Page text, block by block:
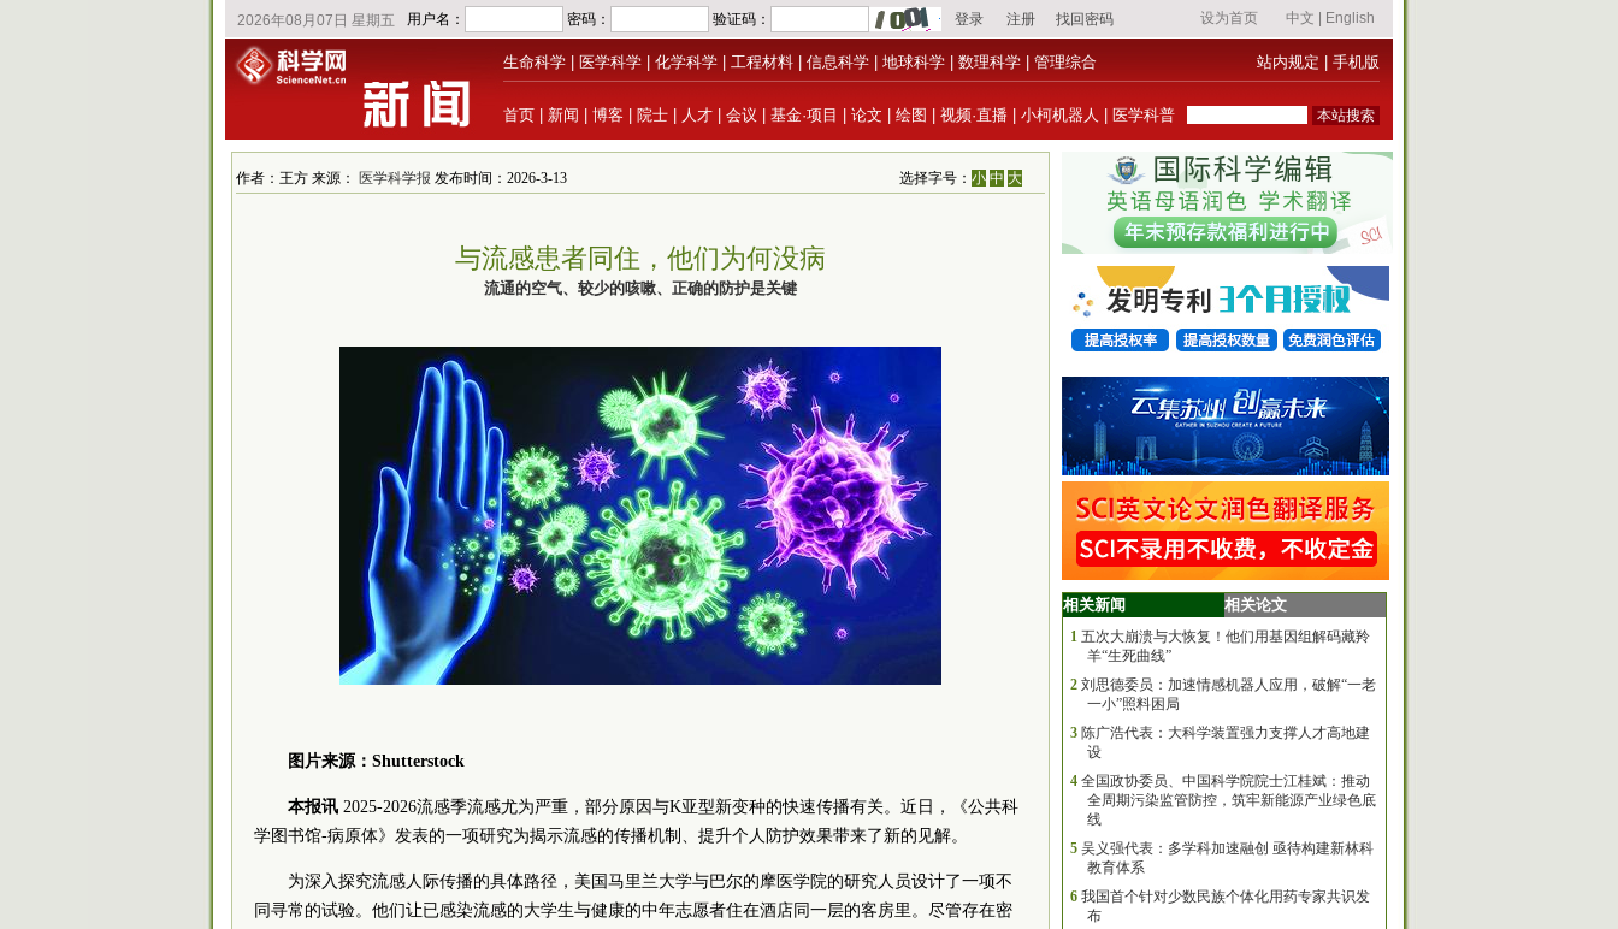
生命科学 医学科学 化学科学 工程材料 信息科学 地球科学 数理科学 管理综合 站内规定 手机版
首页 新闻 博客 院士 人才 会议 基金·项目 论文 绘图 视频·直播 小柯机器人 医学科普
作者：王方 来源： 医学科学报 发布时间：2026-3-13 选择字号：小 中 大
与流感患者同住，他们为何没病
流通的空气、较少的咳嗽、正确的防护是关键
图片来源：Shutterstock
本报讯 2025-2026流感季流感尤为严重，部分原因与K亚型新变种的快速传播有关。近日，《公共科
学图书馆-病原体》发表的一项研究为揭示流感的传播机制、提升个人防护效果带来了新的见解。
为深入探究流感人际传播的具体路径，美国马里兰大学与巴尔的摩医学院的研究人员设计了一项不
同寻常的试验。他们让已感染流感的大学生与健康的中年志愿者住在酒店同一层的客房里。尽管存在密
相关新闻 相关论文
1 五次大崩溃与大恢复！他们用基因组解码藏羚
羊“生死曲线”
2 刘思德委员：加速情感机器人应用，破解“一老
一小”照料困局
3 陈广浩代表：大科学装置强力支撑人才高地建
设
4 全国政协委员、中国科学院院士江桂斌：推动
全周期污染监管防控，筑牢新能源产业绿色底
线
5 吴义强代表：多学科加速融创 亟待构建新林科
教育体系
6 我国首个针对少数民族个体化用药专家共识发
布